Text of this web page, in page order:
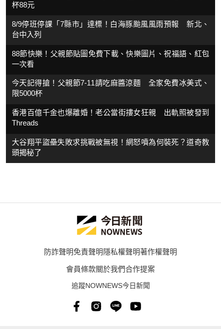
杯88元
8/9停班停課「7縣市」達標！白海豚颱風風雨預報 新北、
台中入列
88節快樂！父親節貼圖免費下載、快樂圖片、祝福語、紅包
一次看
今天記得搶！父親節7-11請吃麻醬涼麵 全家免費冰美式、
限5000杯
香港百億千金也爆離婚！老公當街摟女狂親 出軌照被發到
Threads
大谷翔平盜壘失敗求挑戰被無視！網怒噴為何裝死？道奇教
頭揭秘了
防詐聲明免責聲明隱私權聲明著作權聲明
會員條款關於我們合作提案
追蹤NOWNEWS今日新聞